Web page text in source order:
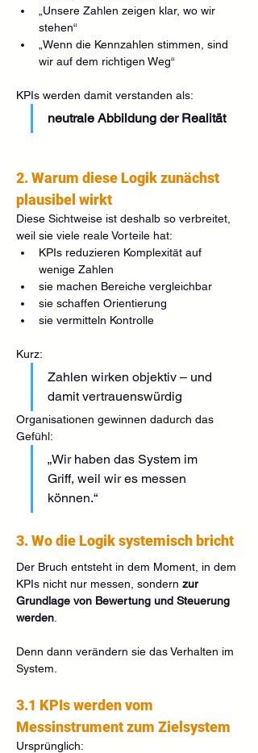
„Unsere Zahlen zeigen klar, wo wir
stehen“
„Wenn die Kennzahlen stimmen, sind
wir auf dem richtigen Weg“
KPIs werden damit verstanden als:
neutrale Abbildung der Realität
2. Warum diese Logik zunächst
plausibel wirkt
Diese Sichtweise ist deshalb so verbreitet,
weil sie viele reale Vorteile hat:
KPIs reduzieren Komplexität auf
wenige Zahlen
sie machen Bereiche vergleichbar
sie schaffen Orientierung
sie vermitteln Kontrolle
Kurz:
Zahlen wirken objektiv – und
damit vertrauenswürdig
Organisationen gewinnen dadurch das
Gefühl:
„Wir haben das System im
Griff, weil wir es messen
können.“
3. Wo die Logik systemisch bricht
Der Bruch entsteht in dem Moment, in dem
KPIs nicht nur messen, sondern zur
Grundlage von Bewertung und Steuerung
werden
Denn dann verändern sie das Verhalten im
System.
3.1 KPIs werden vom
Messinstrument zum Zielsystem
Ursprünglich: